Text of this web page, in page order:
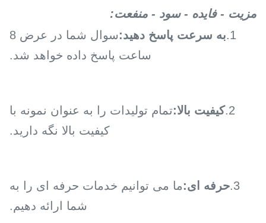
مزیت - فایده - سود - منفعت:
1. به سرعت پاسخ دهید:
سوال شما در عرض 8
ساعت پاسخ داده خواهد شد.
2. کیفیت بالا:تمام تولیدات را به عنوان نمونه با
کیفیت بالا نگه دارید.
3. حرفه ای:ما می توانیم خدمات حرفه ای را به
شما ارائه دهیم.